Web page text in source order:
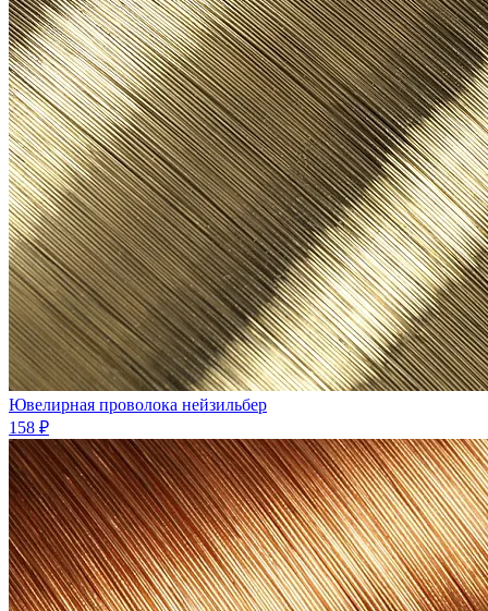
Ювелиpная проволока нейзильбеp
158 ₽